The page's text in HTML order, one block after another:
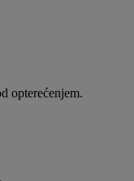
opterećenjem.